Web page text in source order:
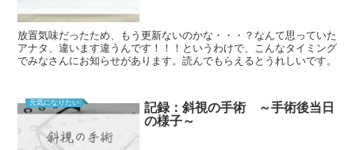
放置気味だったため、もう更新ないのかな・・・？なんて思っていた
アナタ、違います違うんです！！！というわけで、こんなタイミング
でみなさんにお知らせがあります。読んでもらえるとうれしいです。
元気になりたい
記録：斜視の手術 ～手術後当日
の様子～